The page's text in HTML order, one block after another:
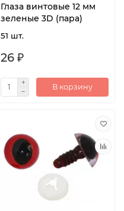
Глаза винтовые 12 мм
зеленые 3D (пара)
51 шт.
26 ₽
В корзину